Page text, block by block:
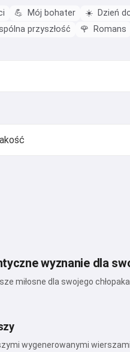
💪 Mój bohater ☀️ Dzień
przyszłość 🌹 Romans
wyznanie dla
miłosne dla swojego
wygenerowanymi